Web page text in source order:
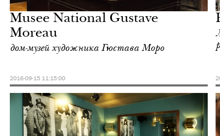
Musee National Gustave
Moreau
дом-музей художника Гюстава Моро
2016-09-15 11:15:00